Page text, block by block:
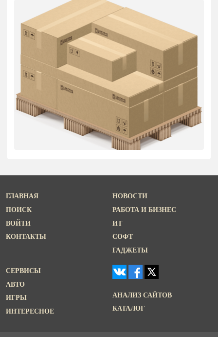
ГЛАВНАЯ
ПОИСК
ВОЙТИ
КОНТАКТЫ
НОВОСТИ
РАБОТА И БИЗНЕС
ИТ
СОФТ
ГАДЖЕТЫ
СЕРВИСЫ
АВТО
ИГРЫ
ИНТЕРЕСНОЕ
АНАЛИЗ САЙТОВ
КАТАЛОГ